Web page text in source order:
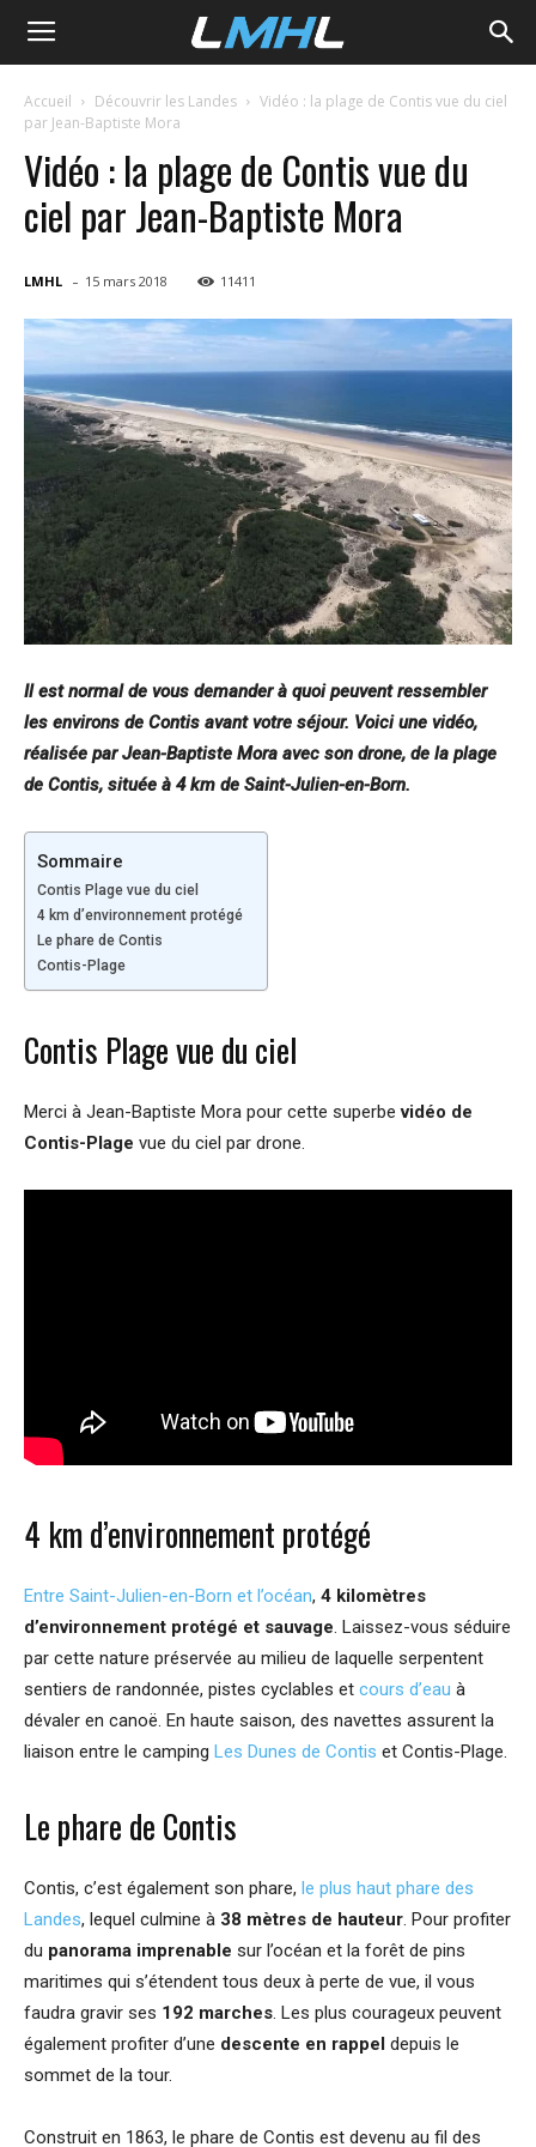
LMHL
Accueil Découvrir les Landes
Vidéo : la plage de Contis vue du ciel
par Jean-Baptiste Mora
Vidéo : la plage de Contis vue du
ciel par Jean-Baptiste Mora
LMHL - 15 mars 2018 11411
Il est normal de vous demander à quoi peuvent ressembler
les environs de Contis avant votre séjour. Voici une vidéo,
réalisée par Jean-Baptiste Mora avec son drone, de la plage
de Contis, située à 4 km de Saint-Julien-en-Born.
Sommaire
Contis Plage vue du ciel
4 km d’environnement protégé
Le phare de Contis
Contis-Plage
Contis Plage vue du ciel
Merci à Jean-Baptiste Mora pour cette superbevidéo de
Contis-Plage vue du ciel par drone.
4 km d’environnement protégé
Entre Saint-Julien-en-Born et l’océan, 4 kilomètres
d’environnement protégé et sauvage . Laissez-vous séduire
par cette nature préservée au milieu de laquelle serpentent
sentiers de randonnée, pistes cyclables et cours d’eau à
dévaler en canoë. En haute saison, des navettes assurent la
liaison entre le camping Les Dunes de Contis et Contis-Plage.
Le phare de Contis
Contis, c’est également son phare, le plus haut phare des
Landes, lequel culmine à 38 mètres de hauteur . Pour profiter
du panorama imprenable sur l’océan et la forêt de pins
maritimes qui s’étendent tous deux à perte de vue, il vous
faudra gravir ses 192 marches . Les plus courageux peuvent
également profiter d’une descente en rappel depuis le
sommet de la tour.
Construit en 1863, le phare de Contis est devenu au fil des